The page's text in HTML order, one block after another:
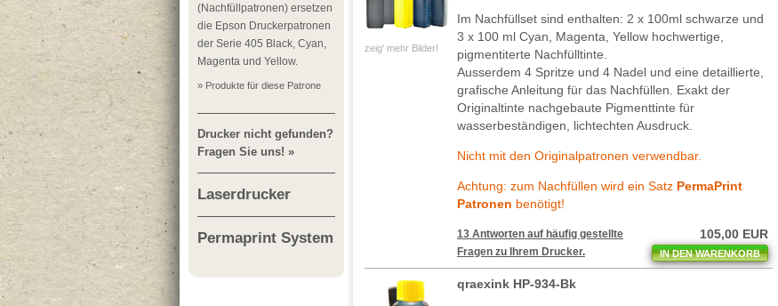
(Nachfüllpatronen) ersetzen
die Epson Druckerpatronen
der Serie 405 Black, Cyan,
Magenta und Yellow.
» Produkte für diese Patrone
Drucker nicht gefunden?
Fragen Sie uns! »
Laserdrucker
Permaprint System
zeig' mehr Bilder!
Im Nachfüllset sind enthalten: 2 x 100ml schwarze und
3 x 100 ml Cyan, Magenta, Yellow hochwertige,
pigmentiterte Nachfülltinte.
Ausserdem 4 Spritze und 4 Nadel und eine detaillierte,
grafische Anleitung für das Nachfüllen. Exakt der
Originaltinte nachgebaute Pigmenttinte für
wasserbeständigen, lichtechten Ausdruck.
Nicht mit den Originalpatronen verwendbar.
Achtung: zum Nachfüllen wird ein Satz PermaPrint
Patronen benötigt!
13 Antworten auf häufig gestellte
Fragen zu Ihrem Drucker.
105,00 EUR
IN DEN WARENKORB
qraexink HP-934-Bk